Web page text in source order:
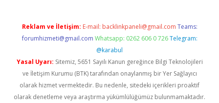
Reklam ve İletişim: E-mail: backlinkpaneli@gmail.com Teams:
forumhizmeti@gmail.com Whatsapp: 0262 606 0 726 Telegram:
@karabul
Yasal Uyarı: Sitemiz, 5651 Sayılı Kanun gereğince Bilgi Teknolojileri
ve İletişim Kurumu (BTK) tarafından onaylanmış bir Yer Sağlayıcı
olarak hizmet vermektedir. Bu nedenle, sitedeki içerikleri proaktif
olarak denetleme veya araştırma yükümlülüğümüz bulunmamaktadır.